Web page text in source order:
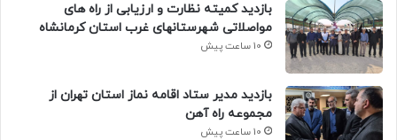
بازدید کمیته نظارت و ارزیابی از راه های
مواصلاتی شهرستانهای غرب استان کرمانشاه
10 ساعت پیش
بازدید مدیر ستاد اقامه نماز استان تهران از
مجموعه راه آهن
10 ساعت پیش